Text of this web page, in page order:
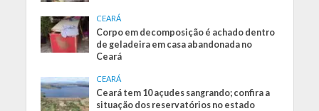
CEARÁ
Corpo em decomposição é achado dentro
de geladeira em casa abandonada no
Ceará
CEARÁ
Ceará tem 10 açudes sangrando; confira a
situação dos reservatórios no estado